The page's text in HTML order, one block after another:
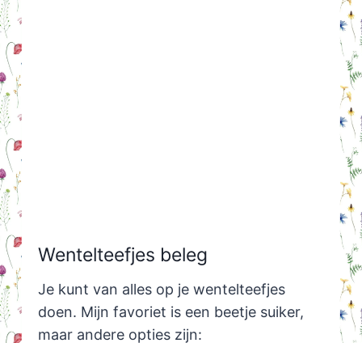
Wentelteefjes beleg
Je kunt van alles op je wentelteefjes
doen. Mijn favoriet is een beetje suiker,
maar andere opties zijn: